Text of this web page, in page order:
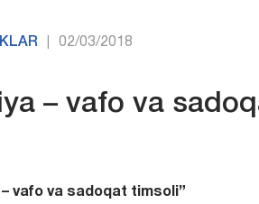
02/03/2018
– vafo va
– vafo va sadoqat timsoli”